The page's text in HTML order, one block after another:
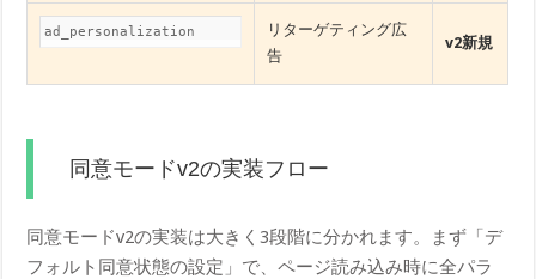
ad_personalization
リターゲティング広
告
v2新規
同意モードv2の実装フロー
同意モードv2の実装は大きく3段階に分かれます。まず「デ
フォルト同意状態の設定」で、ページ読み込み時に全パラ